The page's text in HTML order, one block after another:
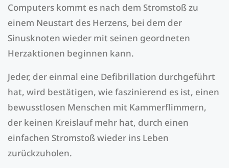
Computers kommt es nach dem Stromstoß zu
einem Neustart des Herzens, bei dem der
Sinusknoten wieder mit seinen geordneten
Herzaktionen beginnen kann.
Jeder, der einmal eine Defibrillation durchgeführt
hat, wird bestätigen, wie faszinierend es ist, einen
bewusstlosen Menschen mit Kammerflimmern,
der keinen Kreislauf mehr hat, durch einen
einfachen Stromstoß wieder ins Leben
zurückzuholen.